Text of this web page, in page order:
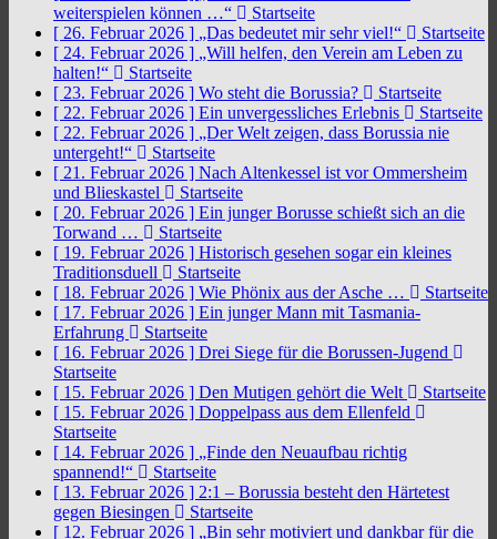
weiterspielen können …“
Startseite
[ 26. Februar 2026 ] „Das bedeutet mir sehr viel!“
Startseite
[ 24. Februar 2026 ] „Will helfen, den Verein am Leben zu
halten!“
Startseite
[ 23. Februar 2026 ] Wo steht die Borussia?
Startseite
[ 22. Februar 2026 ] Ein unvergessliches Erlebnis
Startseite
[ 22. Februar 2026 ] „Der Welt zeigen, dass Borussia nie
untergeht!“
Startseite
[ 21. Februar 2026 ] Nach Altenkessel ist vor Ommersheim
und Blieskastel
Startseite
[ 20. Februar 2026 ] Ein junger Borusse schießt sich an die
Torwand …
Startseite
[ 19. Februar 2026 ] Historisch gesehen sogar ein kleines
Traditionsduell
Startseite
[ 18. Februar 2026 ] Wie Phönix aus der Asche …
Startseite
[ 17. Februar 2026 ] Ein junger Mann mit Tasmania-
Erfahrung
Startseite
[ 16. Februar 2026 ] Drei Siege für die Borussen-Jugend
Startseite
[ 15. Februar 2026 ] Den Mutigen gehört die Welt
Startseite
[ 15. Februar 2026 ] Doppelpass aus dem Ellenfeld
Startseite
[ 14. Februar 2026 ] „Finde den Neuaufbau richtig
spannend!“
Startseite
[ 13. Februar 2026 ] 2:1 – Borussia besteht den Härtetest
gegen Biesingen
Startseite
[ 12. Februar 2026 ] „Bin sehr motiviert und dankbar für die